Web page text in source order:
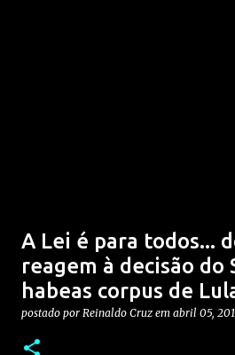
A Lei é para todos...
reagem à decisão do
habeas corpus de
postado por Reinaldo Cruz em abril 05,